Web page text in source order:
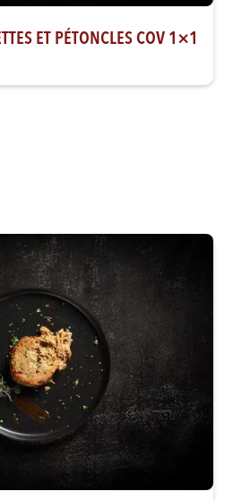
ET PÉTONCLES COV 1×1